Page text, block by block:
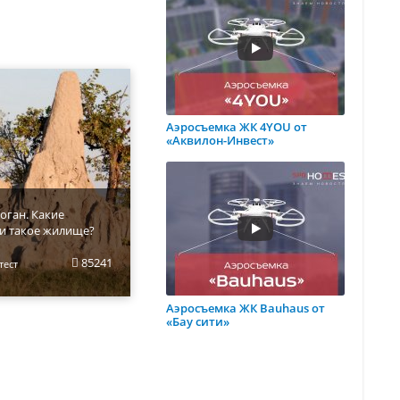
Какие
такое жилище?
85241
Аэросъемка ЖК 4YOU от
«Аквилон-Инвест»
Аэросъемка ЖК Bauhaus от
«Бау сити»